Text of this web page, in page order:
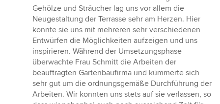
Gehölze und Sträucher lag uns vor allem die
Neugestaltung der Terrasse sehr am Herzen. Hier
konnte sie uns mit mehreren sehr verschiedenen
Entwürfen die Möglichkeiten aufzeigen und uns
inspirieren. Während der Umsetzungsphase
überwachte Frau Schmitt die Arbeiten der
beauftragten Gartenbaufirma und kümmerte sich
sehr gut um die ordnungsgemäße Durchführung der
Arbeiten. Wir konnten uns stets auf sie verlassen, so